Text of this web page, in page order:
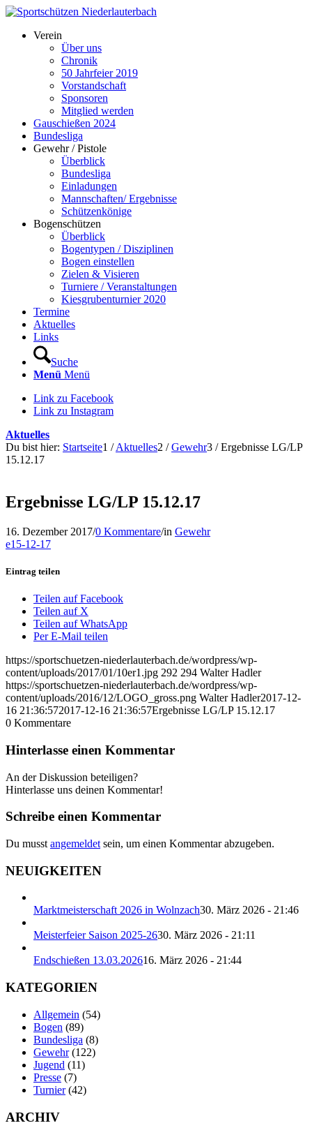
Verein
Über uns
Chronik
50 Jahrfeier 2019
Vorstandschaft
Sponsoren
Mitglied werden
Gauschießen 2024
Bundesliga
Gewehr / Pistole
Überblick
Bundesliga
Einladungen
Mannschaften/ Ergebnisse
Schützenkönige
Bogenschützen
Überblick
Bogentypen / Disziplinen
Bogen einstellen
Zielen & Visieren
Turniere / Veranstaltungen
Kiesgrubenturnier 2020
Termine
Aktuelles
Links
Suche
Menü Menü
Link zu Facebook
Link zu Instagram
Aktuelles
Du bist hier: Startseite1 / Aktuelles2 / Gewehr3 / Ergebnisse LG/LP
15.12.17
Ergebnisse LG/LP 15.12.17
16. Dezember 2017/0 Kommentare/in Gewehr
e15-12-17
Eintrag teilen
Teilen auf Facebook
Teilen auf X
Teilen auf WhatsApp
Per E-Mail teilen
https://sportschuetzen-niederlauterbach.de/wordpress/wp-
content/uploads/2017/01/10er1.jpg 292 294 Walter Hadler
https://sportschuetzen-niederlauterbach.de/wordpress/wp-
content/uploads/2016/12/LOGO_gross.png Walter Hadler2017-12-
16 21:36:572017-12-16 21:36:57Ergebnisse LG/LP 15.12.17
0 Kommentare
Hinterlasse einen Kommentar
An der Diskussion beteiligen?
Hinterlasse uns deinen Kommentar!
Schreibe einen Kommentar
Du musst angemeldet sein, um einen Kommentar abzugeben.
NEUIGKEITEN
Marktmeisterschaft 2026 in Wolnzach30. März 2026 - 21:46
Meisterfeier Saison 2025-2630. März 2026 - 21:11
Endschießen 13.03.202616. März 2026 - 21:44
KATEGORIEN
Allgemein (54)
Bogen (89)
Bundesliga (8)
Gewehr(122)
Jugend (11)
Presse (7)
Turnier(42)
ARCHIV